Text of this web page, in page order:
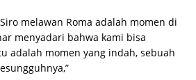
melawan Roma adalah momen di
menyadari bahwa kami bisa
adalah momen yang indah, sebuah